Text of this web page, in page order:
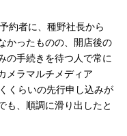
約者に、種野社長から
かったものの、開店後の
の手続きを待つ人で常に
メラマルチメディア
くらいの先行申し込みが
も、順調に滑り出したと